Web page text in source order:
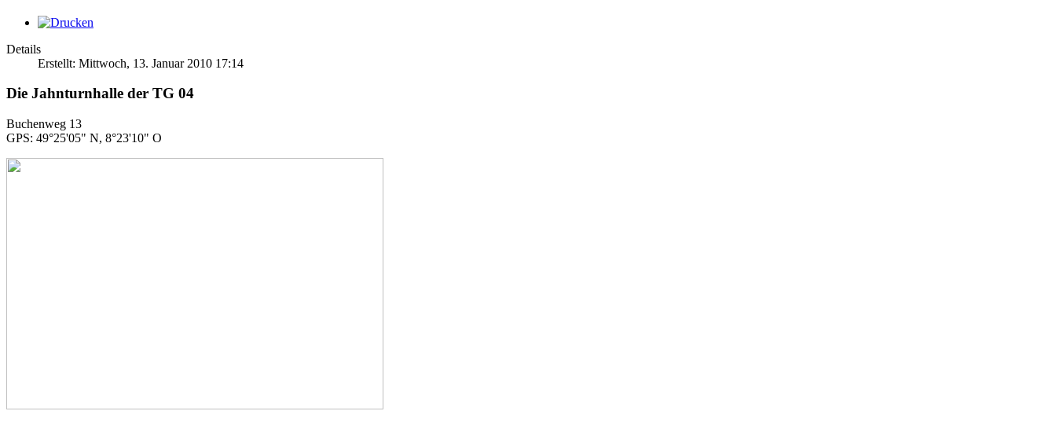
Details
Erstellt: Mittwoch, 13. Januar 2010 17:14
Die Jahnturnhalle der TG 04
Buchenweg 13
GPS: 49°25'05" N, 8°23'10" O